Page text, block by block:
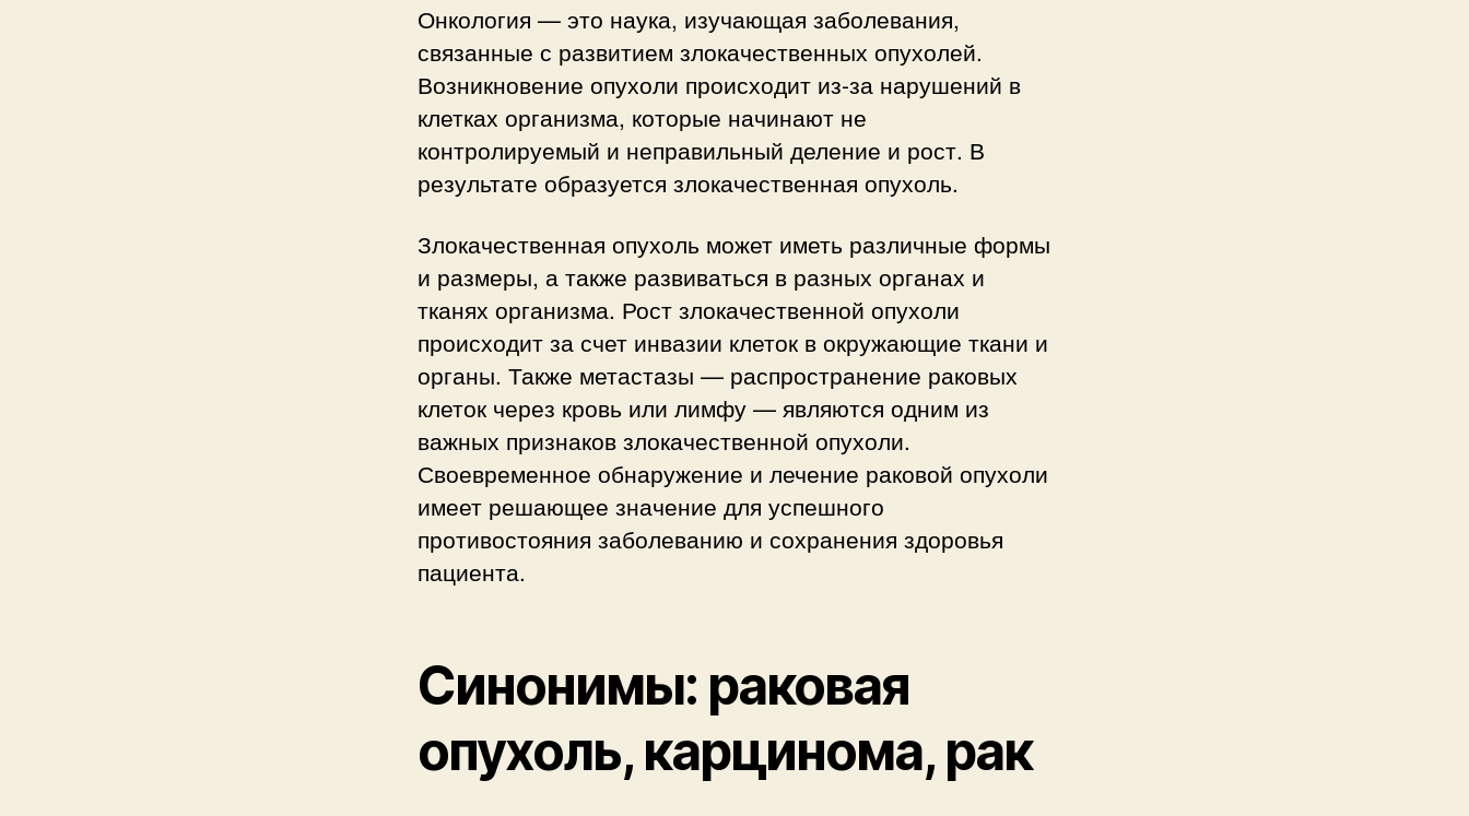
Онкология — это наука, изучающая заболевания,
связанные с развитием злокачественных опухолей.
Возникновение опухоли происходит из-за нарушений в
клетках организма, которые начинают не
контролируемый и неправильный деление и рост. В
результате образуется злокачественная опухоль.
Злокачественная опухоль может иметь различные формы
и размеры, а также развиваться в разных органах и
тканях организма. Рост злокачественной опухоли
происходит за счет инвазии клеток в окружающие ткани и
органы. Также метастазы — распространение раковых
клеток через кровь или лимфу — являются одним из
важных признаков злокачественной опухоли.
Своевременное обнаружение и лечение раковой опухоли
имеет решающее значение для успешного
противостояния заболеванию и сохранения здоровья
пациента.
Синонимы: раковая
опухоль, карцинома, рак